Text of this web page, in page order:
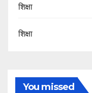
शिक्षा
शिक्षा
You missed